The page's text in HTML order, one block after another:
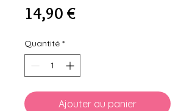
14,90 €Prix
Quantité *
Ajouter au panier